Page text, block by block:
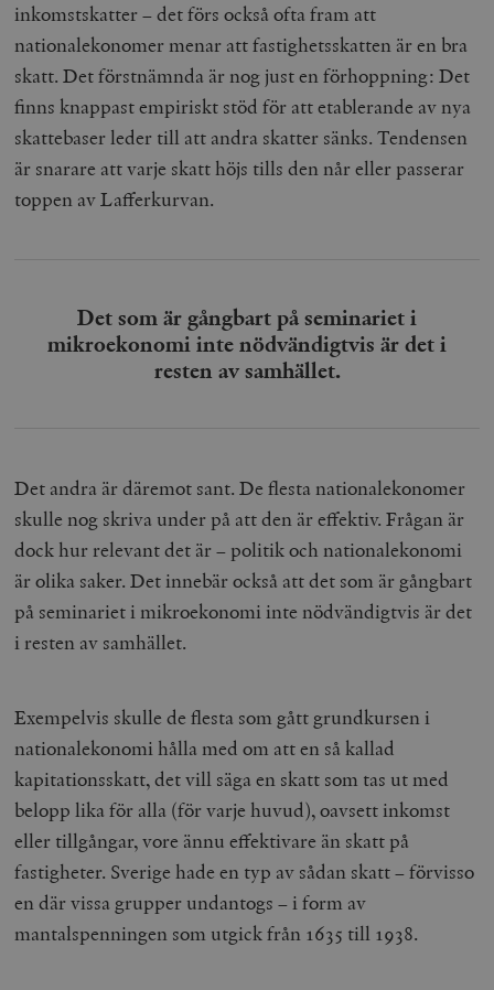
inkomstskatter – det förs också ofta fram att
nationalekonomer menar att fastighetsskatten är en bra
skatt. Det förstnämnda är nog just en förhoppning: Det
finns knappast empiriskt stöd för att etablerande av nya
skattebaser leder till att andra skatter sänks. Tendensen
är snarare att varje skatt höjs tills den når eller passerar
toppen av Lafferkurvan.
Det som är gångbart på seminariet i
mikroekonomi inte nödvändigtvis är det i
resten av samhället.
Det andra är däremot sant. De flesta nationalekonomer
skulle nog skriva under på att den är effektiv. Frågan är
dock hur relevant det är – politik och nationalekonomi
är olika saker. Det innebär också att det som är gångbart
på seminariet i mikroekonomi inte nödvändigtvis är det
i resten av samhället.
Exempelvis skulle de flesta som gått grundkursen i
nationalekonomi hålla med om att en så kallad
kapitationsskatt, det vill säga en skatt som tas ut med
belopp lika för alla (för varje huvud), oavsett inkomst
eller tillgångar, vore ännu effektivare än skatt på
fastigheter. Sverige hade en typ av sådan skatt – förvisso
en där vissa grupper undantogs – i form av
mantalspenningen som utgick från 1635 till 1938.